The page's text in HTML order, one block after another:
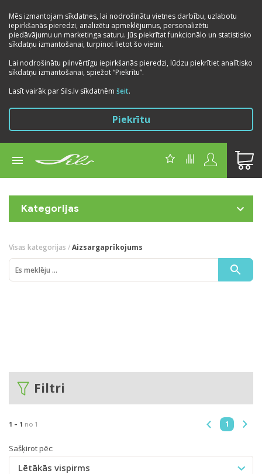
Mēs izmantojam sīkdatnes, lai nodrošinātu vietnes darbību, uzlabotu
iepirkšanās pieredzi, analizētu apmeklējumus, personalizētu
piedāvājumu un marketinga saturu. Jūs piekrītat funkcionālo un statistisko
sīkdatņu izmantošanai, turpinot lietot šo vietni.
Lai nodrošinātu pilnvērtīgu iepirkšanās pieredzi, lūdzu piekrītiet analītisko
sīkdatņu izmantošanai, spiežot “Piekrītu”.
Lasīt vairāk par Sils.lv sīkdatnēm šeit.
Piekrītu
Kategorijas
Visas kategorijas /Aizsargaprīkojums
Filtri
1 - 1 no 1 1
Sašķirot pēc:
Lētākās vispirms